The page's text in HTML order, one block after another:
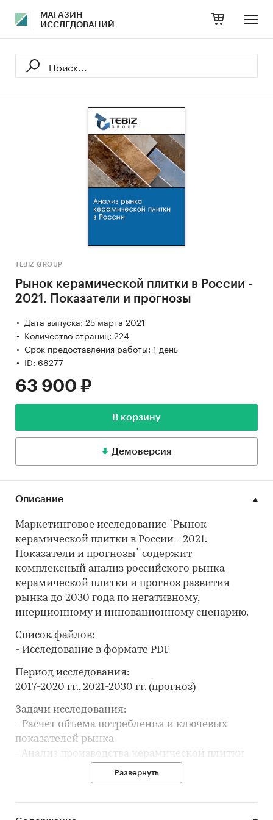
МАГАЗИН
ИССЛЕДОВАНИЙ
TEBIZ GROUP
Рынок керамической плитки в России -
2021. Показатели и прогнозы
Дата выпуска: 25 марта 2021
Количество страниц: 224
Срок предоставления работы: 1 день
ID: 68277
63 900 ₽
В корзину
Демоверсия
Описание
Маркетинговое исследование `Рынок
керамической плитки в России - 2021.
Показатели и прогнозы` содержит
комплексный анализ российского рынка
керамической плитки и прогноз развития
рынка до 2030 года по негативному,
инерционному и инновационному сценарию.
Список файлов:
- Исследование в формате PDF
Период исследования:
2017-2020 гг., 2021-2030 гг. (прогноз)
Задачи исследования:
- Расчет объема потребления и ключевых
показателей рынка
- Анализ производства керамической плитки
- Обзор производственных мощностей и расчет
уровня загрузки мощностей
Развернуть